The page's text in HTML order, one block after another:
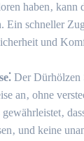
haben‚ kann
Ein schneller
und
Der Dürhölzen
an‚ ohne
und keine